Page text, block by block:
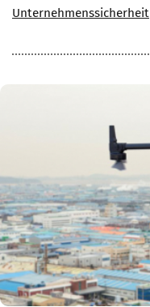
Unternehmenssicherheit